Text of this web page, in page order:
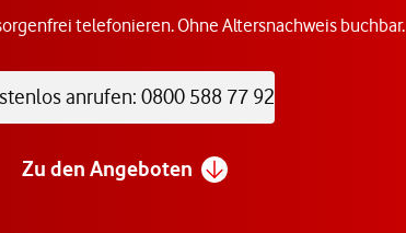
telefonieren. Ohne Altersnachweis buchbar.
anrufen: 0800 588 77 92
Zu den Angeboten